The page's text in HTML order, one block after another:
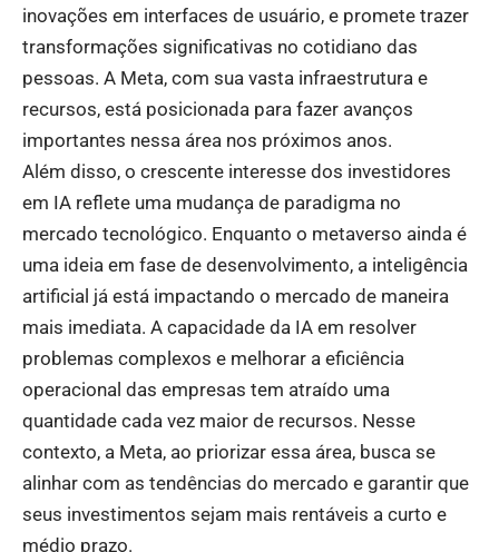
inovações em interfaces de usuário, e promete trazer
transformações significativas no cotidiano das
pessoas. A Meta, com sua vasta infraestrutura e
recursos, está posicionada para fazer avanços
importantes nessa área nos próximos anos.
Além disso, o crescente interesse dos investidores
em IA reflete uma mudança de paradigma no
mercado tecnológico. Enquanto o metaverso ainda é
uma ideia em fase de desenvolvimento, a inteligência
artificial já está impactando o mercado de maneira
mais imediata. A capacidade da IA em resolver
problemas complexos e melhorar a eficiência
operacional das empresas tem atraído uma
quantidade cada vez maior de recursos. Nesse
contexto, a Meta, ao priorizar essa área, busca se
alinhar com as tendências do mercado e garantir que
seus investimentos sejam mais rentáveis a curto e
médio prazo.